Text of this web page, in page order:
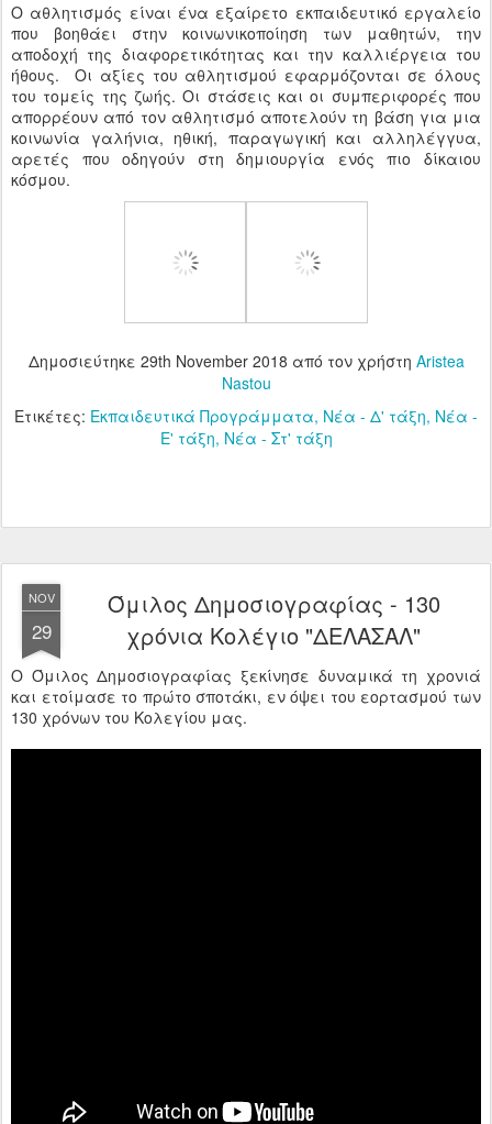
Ο αθλητισμός είναι ένα εξαίρετο εκπαιδευτικό εργαλείο
που βοηθάει στην κοινωνικοποίηση των μαθητών, την
αποδοχή της διαφορετικότητας και την καλλιέργεια του
ήθους. Οι αξίες του αθλητισμού εφαρμόζονται σε όλους
του τομείς της ζωής. Οι στάσεις και οι συμπεριφορές που
απορρέουν από τον αθλητισμό αποτελούν τη βάση για μια
κοινωνία γαλήνια, ηθική, παραγωγική και αλληλέγγυα,
αρετές που οδηγούν στη δημιουργία ενός πιο δίκαιου
κόσμου.
Δημοσιεύτηκε 29th November 2018 από τον χρήστη Aristea
Nastou
Ετικέτες: Εκπαιδευτικά Προγράμματα Νέα - Δ' τάξη Νέα -
Ε' τάξη Νέα - Στ' τάξη
NOV
29
Όμιλος Δημοσιογραφίας - 130
χρόνια Κολέγιο "ΔΕΛΑΣΑΛ"
Ο Όμιλος Δημοσιογραφίας ξεκίνησε δυναμικά τη χρονιά
και ετοίμασε το πρώτο σποτάκι, εν όψει του εορτασμού των
130 χρόνων του Κολεγίου μας.